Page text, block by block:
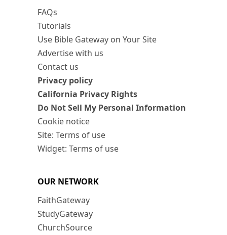
FAQs
Tutorials
Use Bible Gateway on Your Site
Advertise with us
Contact us
Privacy policy
California Privacy Rights
Do Not Sell My Personal Information
Cookie notice
Site: Terms of use
Widget: Terms of use
OUR NETWORK
FaithGateway
StudyGateway
ChurchSource